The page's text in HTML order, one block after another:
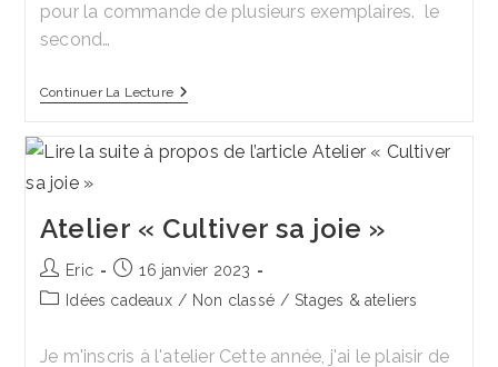
pour la commande de plusieurs exemplaires. le
second…
Continuer La LectureCalendrier
2026
Atelier « Cultiver sa joie »
Auteur/autrice
de
Eric
Publication
publiée :
16 janvier 2023
PostIdées cadeaux / Non classé / Stages & ateliers
Je m'inscris à l'atelier Cette année, j'ai le plaisir de